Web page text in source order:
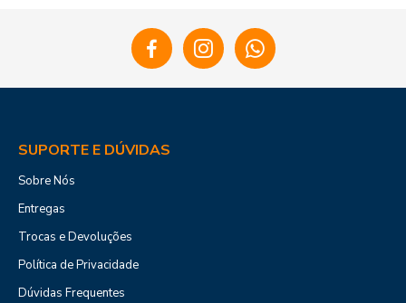
SUPORTE E DÚVIDAS
Sobre Nós
Entregas
Trocas e Devoluções
Política de Privacidade
Dúvidas Frequentes